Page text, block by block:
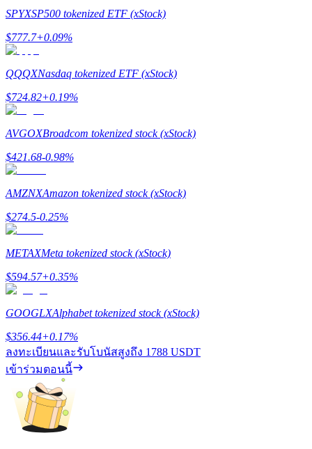
Register & Trade to Win 500,000 USDT
Precious Metals Trading Carnival
USDT Flexible Staking | Daily Rewards
BTC New User Exclusive: 6.5% APR
BTC Flexible Staking | Daily Rewards
SPYXSP500 tokenized ETF (xStock)
$777.7+0.09%
QQQXNasdaq tokenized ETF (xStock)
$724.82+0.19%
AVGOXBroadcom tokenized stock (xStock)
$421.68-0.98%
AMZNXAmazon tokenized stock (xStock)
$274.5-0.25%
METAXMeta tokenized stock (xStock)
$594.57+0.35%
GOOGLXAlphabet tokenized stock (xStock)
$356.44+0.17%
ลงทะเบียนและรับโบนัสสูงถึง 1788 USDT
เข้าร่วมตอนนี้